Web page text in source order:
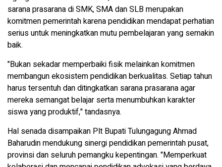
sarana prasarana di SMK, SMA dan SLB merupakan
komitmen pemerintah karena pendidikan mendapat perhatian
serius untuk meningkatkan mutu pembelajaran yang semakin
baik.
"Bukan sekadar memperbaiki fisik melainkan komitmen
membangun ekosistem pendidikan berkualitas. Setiap tahun
harus tersentuh dan ditingkatkan sarana prasarana agar
mereka semangat belajar serta menumbuhkan karakter
siswa yang produktif," tandasnya.
Hal senada disampaikan Plt Bupati Tulungagung Ahmad
Baharudin mendukung sinergi pendidikan pemerintah pusat,
provinsi dan seluruh pemangku kepentingan. "Memperkuat